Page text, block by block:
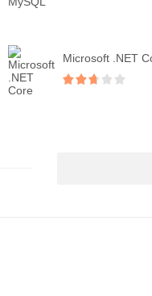
Microsoft .NET